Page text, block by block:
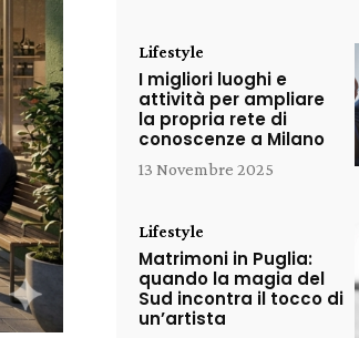
Lifestyle
I migliori luoghi e
attività per ampliare
la propria rete di
conoscenze a Milano
13 Novembre 2025
Lifestyle
Matrimoni in Puglia:
quando la magia del
Sud incontra il tocco di
un’artista